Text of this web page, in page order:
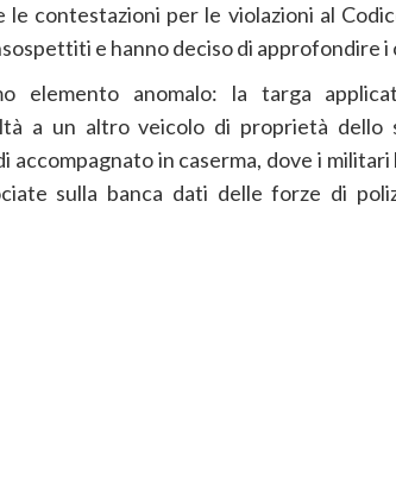
le contestazioni per le violazioni al
e hanno deciso di approfondire
elemento anomalo: la targa
a un altro veicolo di proprietà dello
accompagnato in caserma, dove i
sulla banca dati delle forze di